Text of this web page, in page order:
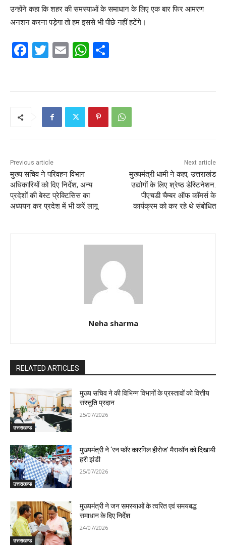
उन्होंने कहा कि शहर की समस्याओं के समाधान के लिए एक बार फिर आमरण
अनशन करना पड़ेगा तो हम इससे भी पीछे नहीं हटेंगे।
F
k
T
E
W
A
p
Previous article
मुख्य सचिव ने परिवहन विभाग
अधिकारियों को दिए निर्देश, अन्य
प्रदेशों की बेस्ट प्रेक्टिसिस का
अध्ययन कर प्रदेश में भी करें लागू
Next article
मुख्यमंत्री धामी ने कहा, उत्तराखंड
उद्योगों के लिए श्रेष्ठ डेस्टिनेशन.
पीएचडी चैम्बर ऑफ कॉमर्स के
कार्यक्रम को कर रहे थे संबोधित
Neha sharma
RELATED ARTICLES
उत्तराखण्ड
मुख्य सचिव ने की विभिन्न विभागों के प्रस्तावों को वित्तीय
संस्तुति प्रदान
25/07/2026
उत्तराखण्ड
मुख्यमंत्री ने ‘रन फॉर कारगिल हीरोज’ मैराथॉन को दिखायी
हरी झंडी
25/07/2026
उत्तराखण्ड
मुख्यमंत्री ने जन समस्याओं के त्वरित एवं समयबद्ध
समाधान के दिए निर्देश
24/07/2026